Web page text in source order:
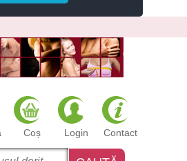
Coș Login Contact